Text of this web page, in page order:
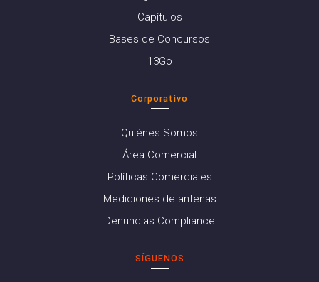
Capítulos
Bases de Concursos
13Go
Corporativo
Quiénes Somos
Área Comercial
Políticas Comerciales
Mediciones de antenas
Denuncias Compliance
SÍGUENOS